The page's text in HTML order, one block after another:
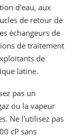
d'eau, aux
de retour de
échangeurs de
de traitement
de
latine.
pas un
ou la vapeur
Ne l'utilisez pas
cP sans